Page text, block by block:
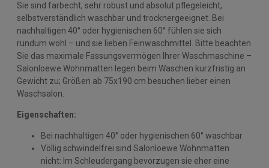
Sie sind farbecht, sehr robust und absolut pflegeleicht,
selbstverständlich waschbar und trocknergeeignet. Bei
nachhaltigen 40° oder hygienischen 60° fühlen sie sich
rundum wohl – und sie lieben Feinwaschmittel. Bitte beachten
Sie das maximale Fassungsvermögen Ihrer Waschmaschine –
Salonloewe Wohnmatten legen beim Waschen kurzfristig an
Gewicht zu; Größen ab 75x190 cm besuchen lieber einen
Waschsalon.
Eigenschaften:
Bei nachhaltigen 40° oder hygienischen 60° waschbar
Völlig schwindelfrei sind Salonloewe Wohnmatten
nicht: Im Schleudergang bevorzugen sie eher eine